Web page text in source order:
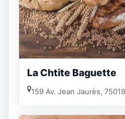
La Chtite Baguette
159 Av. Jean Jaurès,